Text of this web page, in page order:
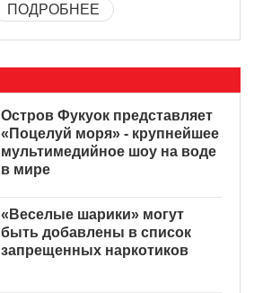
ПОДРОБНЕЕ
Остров Фукуок представляет
«Поцелуй моря» - крупнейшее
мультимедийное шоу на воде
в мире
«Веселые шарики» могут
быть добавлены в список
запрещенных наркотиков